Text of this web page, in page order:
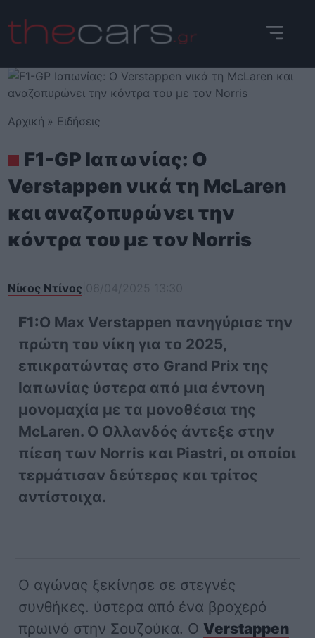
to
content
Αρχική » Ειδήσεις
F1-GP Ιαπωνίας: Ο
Verstappen νικά τη McLaren
και αναζοπυρώνει την
κόντρα του με τον Norris
Νίκος Ντίνος
F1:Ο Max Verstappen πανηγύρισε την
πρώτη του νίκη για το 2025,
επικρατώντας στο Grand Prix της
Ιαπωνίας ύστερα από μια έντονη
μονομαχία με τα μονοθέσια της
McLaren. Ο Ολλανδός άντεξε στην
πίεση των Norris και Piastri, οι οποίοι
τερμάτισαν δεύτερος και τρίτος
αντίστοιχα.
Ο αγώνας ξεκίνησε σε στεγνές
συνθήκες. ύστερα από ένα βροχερό
πρωινό στην Σουζούκα. Ο Verstappen